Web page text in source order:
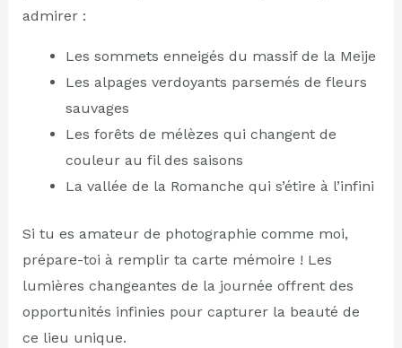
admirer :
Les sommets enneigés du massif de la Meije
Les alpages verdoyants parsemés de fleurs
sauvages
Les forêts de mélèzes qui changent de
couleur au fil des saisons
La vallée de la Romanche qui s’étire à l’infini
Si tu es amateur de photographie comme moi,
prépare-toi à remplir ta carte mémoire ! Les
lumières changeantes de la journée offrent des
opportunités infinies pour capturer la beauté de
ce lieu unique.